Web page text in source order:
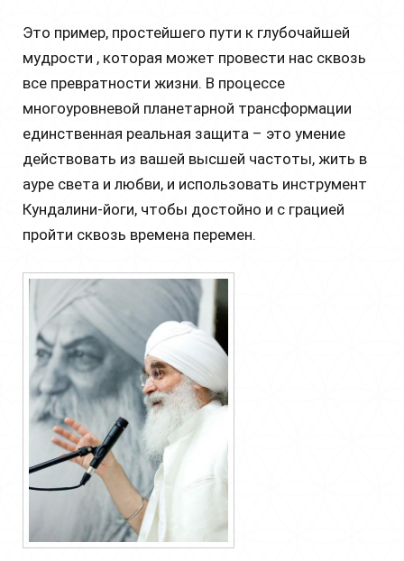
Это пример, простейшего пути к глубочайшей
мудрости , которая может провести нас сквозь
все превратности жизни. В процессе
многоуровневой планетарной трансформации
единственная реальная защита – это умение
действовать из вашей высшей частоты, жить в
ауре света и любви, и использовать инструмент
Кундалини-йоги, чтобы достойно и с грацией
пройти сквозь времена перемен.